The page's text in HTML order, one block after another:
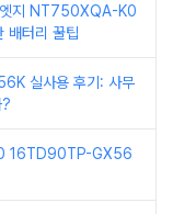
엣지 NT750XQA-K0
배터리 꿀팁
실사용 후기: 사무
16TD90TP-GX56